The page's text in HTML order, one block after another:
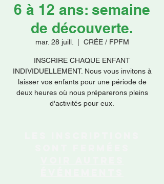
6 à 12 ans: semaine
de découverte.
mar. 28 juill. CRÉE / FPFM
INSCRIRE CHAQUE ENFANT
INDIVIDUELLEMENT. Nous vous invitons à
laisser vos enfants pour une période de
deux heures où nous préparerons pleins
d'activités pour eux.